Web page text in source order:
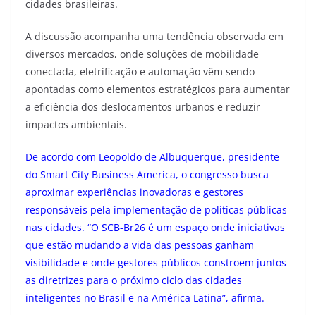
cidades brasileiras.
A discussão acompanha uma tendência observada em
diversos mercados, onde soluções de mobilidade
conectada, eletrificação e automação vêm sendo
apontadas como elementos estratégicos para aumentar
a eficiência dos deslocamentos urbanos e reduzir
impactos ambientais.
De acordo com Leopoldo de Albuquerque, presidente
do Smart City Business America, o congresso busca
aproximar experiências inovadoras e gestores
responsáveis pela implementação de políticas públicas
nas cidades. “O SCB-Br26 é um espaço onde iniciativas
que estão mudando a vida das pessoas ganham
visibilidade e onde gestores públicos constroem juntos
as diretrizes para o próximo ciclo das cidades
inteligentes no Brasil e na América Latina”, afirma.